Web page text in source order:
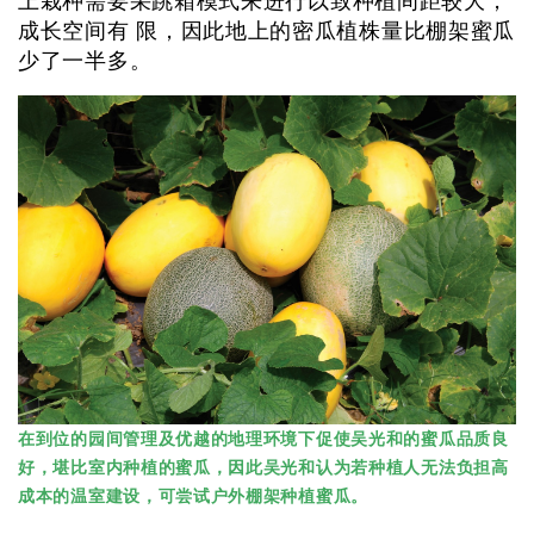
成长空间有 限，因此地上的密瓜植株量比棚架蜜瓜
少了一半多。
在到位的园间管理及优越的地理环境下促使吴光和的蜜瓜品质良
好，堪比室内种植的蜜瓜，因此吴光和认为若种植人无法负担高
成本的温室建设，可尝试户外棚架种植蜜瓜。